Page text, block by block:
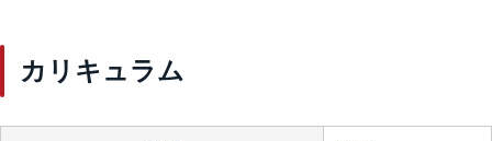
カリキュラム